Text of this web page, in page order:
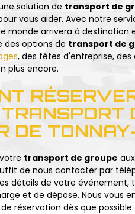
solution de transport de
vous aider. Avec notre
monde arrivera à
des options de transport de
, des fêtes d'entreprise,
plus encore.
DE
transport de groupe
de nous contacter par
détails de votre événement,
et de dépose. Nous vous
réservation dès que possible.